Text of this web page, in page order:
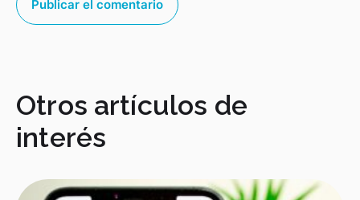
Otros artículos de
interés